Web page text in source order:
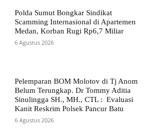
Polda Sumut Bongkar Sindikat
Scamming Internasional di Apartemen
Medan, Korban Rugi Rp6,7 Miliar
6 Agustus 2026
Pelemparan BOM Molotov di Tj Anom
Belum Terungkap. Dr Tommy Aditia
Sinulingga SH., MH., CTL : Evaluasi
Kanit Reskrim Polsek Pancur Batu
6 Agustus 2026